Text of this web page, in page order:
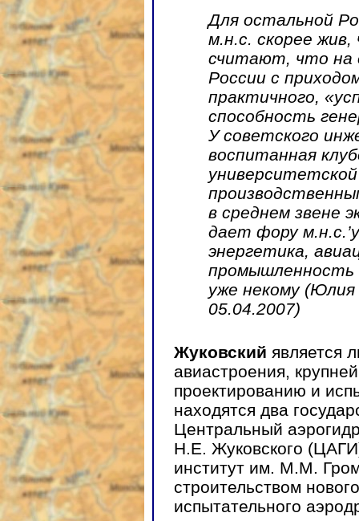
Для остальной
м.н.с. скорее
считают, что на
России с
практичного,
способность
У советского
воспитанная
в среднем звене
дает фору
энергетика,
промышленность
уже некому
05.04.2007)
Жуковский является
авиастроения,
проектированию и
находятся два
Центральный
Н.Е. Жуковского
институт им. М.М.
строительством
испытательного